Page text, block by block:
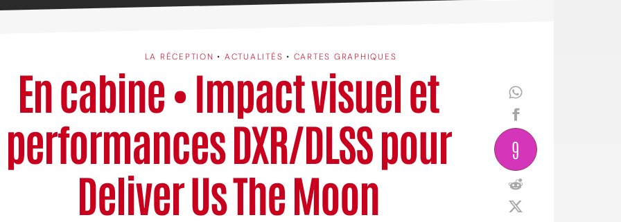
LA RÉCEPTION • ACTUALITÉS • CARTES GRAPHIQUES
En cabine • Impact visuel et
performances DXR/DLSS pour
Deliver Us The Moon
9